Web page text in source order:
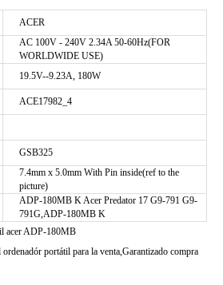
ACER
AC 100V - 240V 2.34A 50-60Hz(FOR
WORLDWIDE USE)
19.5V--9.23A, 180W
ACE17982_4
GSB325
7.4mm x 5.0mm With Pin inside(ref to the
picture)
ADP-180MB K Acer Predator 17 G9-791 G9-
791G,ADP-180MB K
acer ADP-180MB
portátil para la venta,Garantizado compra